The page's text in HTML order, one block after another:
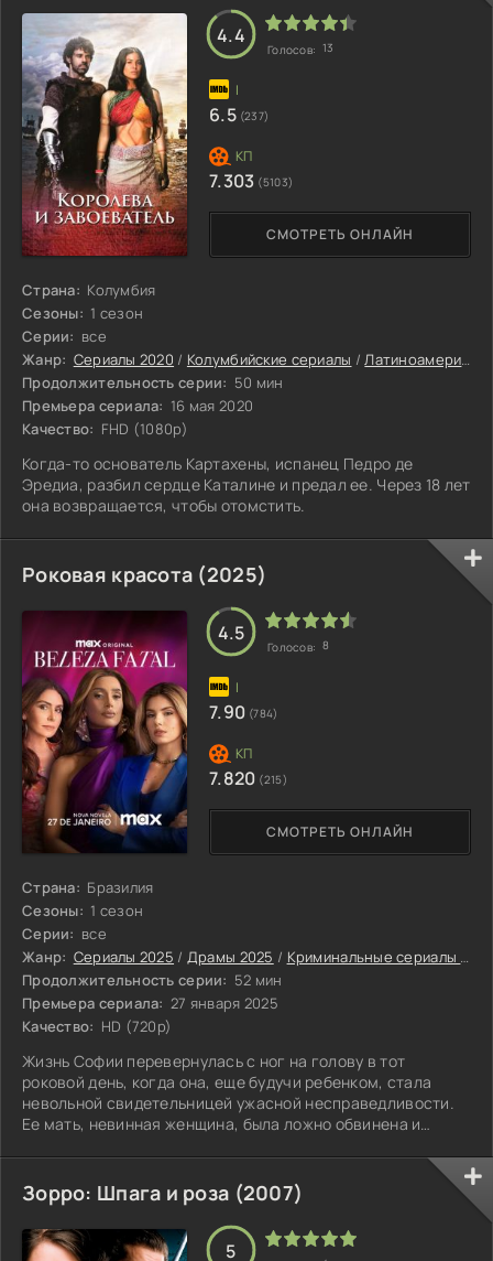
Страна: Колумбия
Сезоны: 1 сезон
Серии: все
Жанр: Сериалы 2020 / Колумбийские сериалы /Латиноамериканские сериалы
Продолжительность серии: 50 мин
Премьера сериала: 16 мая 2020
Качество: FHD (1080p)
Когда-то основатель Картахены, испанец Педро де
Эредиа, разбил сердце Каталине и предал ее. Через 18 лет
она возвращается, чтобы отомстить.
СМОТРЕТЬ ОНЛАЙН
4.4
Голосов: 13
6.5 (237)
7.303 (5103)
Роковая красота (2025)
Страна: Бразилия
Сезоны: 1 сезон
Серии: все
Жанр: Сериалы 2025 / Драмы 2025 / Криминальные сериалы 2025
Продолжительность серии: 52 мин
Премьера сериала: 27 января 2025
Качество: HD (720p)
Жизнь Софии перевернулась с ног на голову в тот
роковой день, когда она, еще будучи ребенком, стала
невольной свидетельницей ужасной несправедливости.
Ее мать, невинная женщина, была ложно обвинена и
СМОТРЕТЬ ОНЛАЙН
4.5
Голосов: 8
7.90 (784)
7.820 (215)
Зорро: Шпага и роза (2007)
5